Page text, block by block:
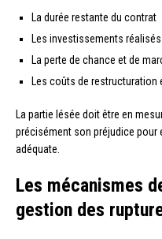
La durée restante du contrat
Les investissements
La perte de chance et de
Les coûts de restructuration
La partie lésée doit être en
précisément son préjudice pour
adéquate.
Les mécanismes
gestion des